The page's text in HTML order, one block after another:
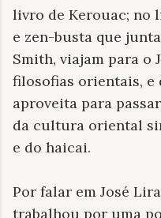
livro de Kerouac; no
e zen-busta que
Smith, viajam para o
filosofias orientais, e
aproveita para
da cultura oriental
e do haicai.
Por falar em José
trabalhou por uma